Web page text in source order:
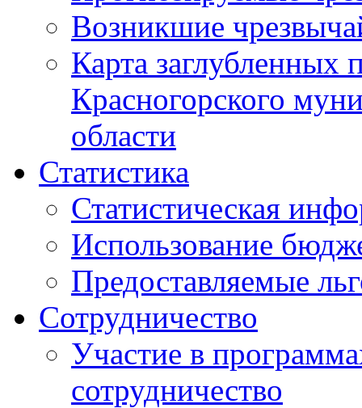
Возникшие
Карта
Красногорского
области
Статистика
Статистическая
Использование
Предоставляемые
Сотрудничество
Участие в
сотрудничество